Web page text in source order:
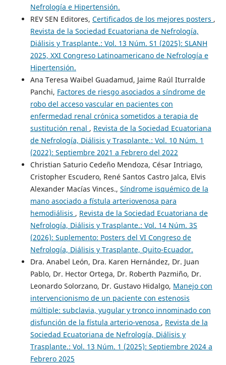
Nefrología e Hipertensión.
REV SEN Editores, Certificados de los mejores posters ,
Revista de la Sociedad Ecuatoriana de Nefrología,
Diálisis y Trasplante.: Vol. 13 Núm. S1 (2025): SLANH
2025, XXI Congreso Latinoamericano de Nefrología e
Hipertensión.
Ana Teresa Waibel Guadamud, Jaime Raúl Iturralde
Panchi, Factores de riesgo asociados a síndrome de
robo del acceso vascular en pacientes con
enfermedad renal crónica sometidos a terapia de
sustitución renal , Revista de la Sociedad Ecuatoriana
de Nefrología, Diálisis y Trasplante.: Vol. 10 Núm. 1
(2022): Septiembre 2021 a Febrero del 2022
Christian Saturio Cedeño Mendoza, César Intriago,
Cristopher Escudero, René Santos Castro Jalca, Elvis
Alexander Macías Vinces., Síndrome isquémico de la
mano asociado a fístula arteriovenosa para
hemodiálisis , Revista de la Sociedad Ecuatoriana de
Nefrología, Diálisis y Trasplante.: Vol. 14 Núm. 3S
(2026): Suplemento: Posters del VI Congreso de
Nefrología, Diálisis y Trasplante, Quito-Ecuador.
Dra. Anabel León, Dra. Karen Hernández, Dr. Juan
Pablo, Dr. Hector Ortega, Dr. Roberth Pazmiño, Dr.
Leonardo Solorzano, Dr. Gustavo Hidalgo, Manejo con
intervencionismo de un paciente con estenosis
múltiple: subclavia, yugular y tronco innominado con
disfunción de la fístula arterio-venosa , Revista de la
Sociedad Ecuatoriana de Nefrología, Diálisis y
Trasplante.: Vol. 13 Núm. 1 (2025): Septiembre 2024 a
Febrero 2025